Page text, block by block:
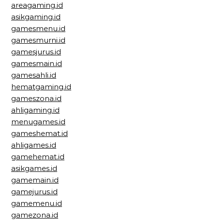
areagaming.id
asikgaming.id
gamesmenu.id
gamesmurni.id
gamesjurus.id
gamesmain.id
gamesahli.id
hematgaming.id
gameszona.id
ahligaming.id
menugames.id
gameshemat.id
ahligames.id
gamehemat.id
asikgames.id
gamemain.id
gamejurus.id
gamemenu.id
gamezona.id